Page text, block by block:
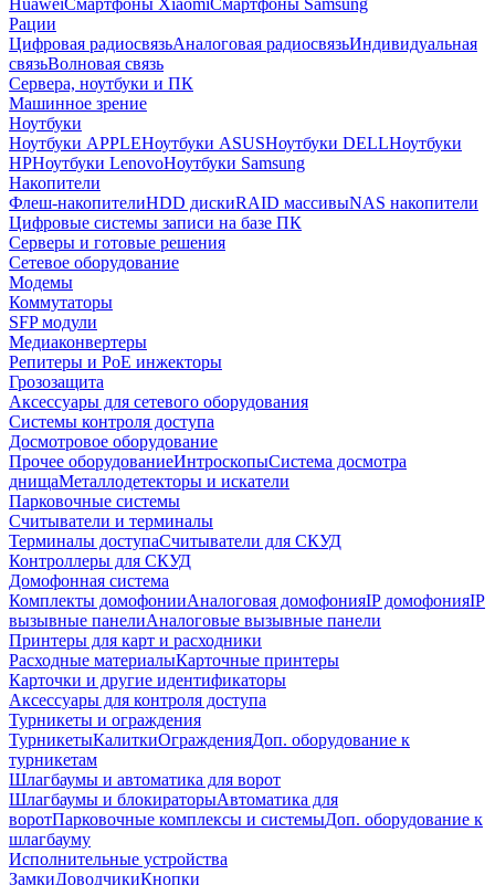
HuaweiСмартфоны XiaomiСмартфоны Samsung
Рации
Цифровая радиосвязьАналоговая радиосвязьИндивидуальная
связьВолновая связь
Сервера, ноутбуки и ПК
Машинное зрение
Ноутбуки
Ноутбуки APPLEНоутбуки ASUSНоутбуки DELLНоутбуки
HPНоутбуки LenovoНоутбуки Samsung
Накопители
Флеш-накопителиHDD дискиRAID массивыNAS накопители
Цифровые системы записи на базе ПК
Серверы и готовые решения
Сетевое оборудование
Модемы
Коммутаторы
SFP модули
Медиаконвертеры
Репитеры и PoE инжекторы
Грозозащита
Аксессуары для сетевого оборудования
Системы контроля доступа
Досмотровое оборудование
Прочее оборудованиеИнтроскопыСистема досмотра
днищаМеталлодетекторы и искатели
Парковочные системы
Считыватели и терминалы
Терминалы доступаСчитыватели для СКУД
Контроллеры для СКУД
Домофонная система
Комплекты домофонииАналоговая домофонияIP домофонияIP
вызывные панелиАналоговые вызывные панели
Принтеры для карт и расходники
Расходные материалыКарточные принтеры
Карточки и другие идентификаторы
Аксессуары для контроля доступа
Турникеты и ограждения
ТурникетыКалиткиОгражденияДоп. оборудование к
турникетам
Шлагбаумы и автоматика для ворот
Шлагбаумы и блокираторыАвтоматика для
воротПарковочные комплексы и системыДоп. оборудование к
шлагбауму
Исполнительные устройства
ЗамкиДоводчикиКнопки